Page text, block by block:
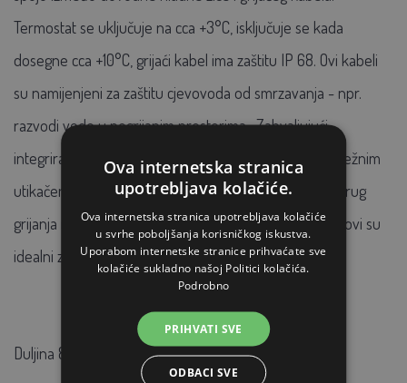
Termostat se uključuje na cca +3°C, isključuje se kada
dosegne cca +10°C, grijaći kabel ima zaštitu IP 68. Ovi kabeli
su namijenjeni za zaštitu cjevovoda od smrzavanja - npr.
razvodi vode u negrijanim prostorima . Zahvaljujući
integriranom priključnom termostatu i završetku s mrežnim
utikačem, instalacija je vrlo jednostavna, a budući da krug
grijanja ne zahtijeva profesionalno ožičenje, PHC krugovi su
idealni za DIY instalaciju.
Duljina 8m, 128 W
Ova internetska stranica
upotrebljava kolačiće.
Ova internetska stranica upotrebljava kolačiće
u svrhe poboljšanja korisničkog iskustva.
Uporabom internetske stranice prihvaćate sve
kolačiće sukladno našoj Politici kolačića.
Podrobno
PRIHVATI SVE
ODBACI SVE